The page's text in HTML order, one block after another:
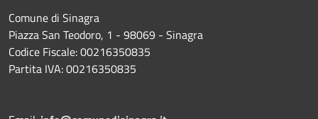
Comune di Sinagra
Piazza San Teodoro, 1 - 98069 - Sinagra
Codice Fiscale: 00216350835
Partita IVA: 00216350835